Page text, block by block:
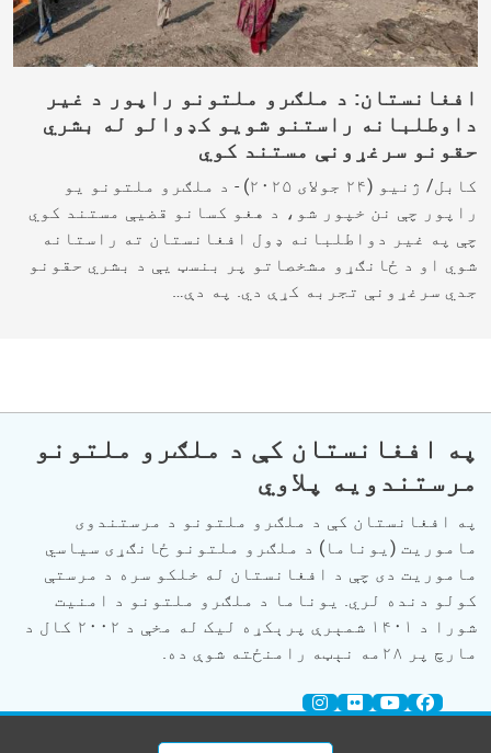
افغانستان: د ملګرو ملتونو راپور د غیر
داوطلبانه راستنو شویو کډوالو له بشري
حقونو سرغړونې مستند کوي
کابل/ ژنیو (۲۴ جولای ۲۰۲۵) - د ملګرو ملتونو یو
راپور چې نن خپور شو، د هغو کسانو قضیې مستند کوي
چې په غیر دواطلبانه ډول افغانستان ته راستانه
شوي او د ځانګړو مشخصاتو پر بنسټ یې د بشري حقونو
جدي سرغړونې تجربه کړې دي. په دې…
په افغانستان کې د ملګرو ملتونو
مرستندویه پلاوي
په افغانستان کې د ملګرو ملتونو د مرستندوی
ماموریت (یوناما) د ملګرو ملتونو ځانګړی سیاسي
ماموریت دی چې د افغانستان له خلکو سره د مرستې
کولو دنده لري. یوناما د ملګرو ملتونو د امنیت
شورا د ۱۴۰۱ شمېرې پرېکړه لیک له مخې د ۲۰۰۲ کال د
مارچ پر ۲۸مه نېټه رامنځته شوې ده.